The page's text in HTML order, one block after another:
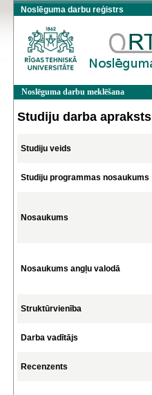
Noslēguma darbu reģistrs
Noslēguma darbu meklēšana
Studiju darba apraksts
Studiju veids
Studiju programmas nosaukums
Nosaukums
Nosaukums angļu valodā
Struktūrvienība
Darba vadītājs
Recenzents